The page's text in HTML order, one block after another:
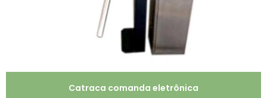
Catraca comanda eletrônica